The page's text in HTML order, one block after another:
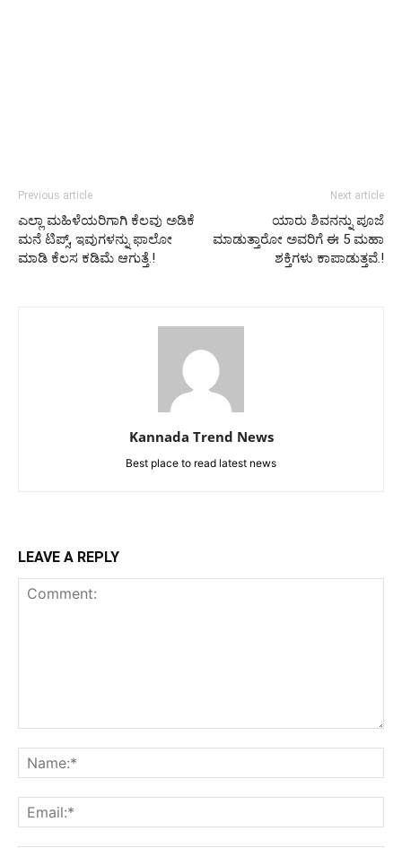
Previous article
ಎಲ್ಲಾ ಮಹಿಳೆಯರಿಗಾಗಿ ಕೆಲವು ಅಡಿಕೆ
ಮನೆ ಟಿಪ್ಸ್, ಇವುಗಳನ್ನು ಫಾಲೋ
ಮಾಡಿ ಕೆಲಸ ಕಡಿಮೆ ಆಗುತ್ತೆ.!
Next article
ಯಾರು ಶಿವನನ್ನು ಪೂಜೆ
ಮಾಡುತ್ತಾರೋ ಅವರಿಗೆ ಈ 5 ಮಹಾ
ಶಕ್ತಿಗಳು ಕಾಪಾಡುತ್ತವೆ.!
Kannada Trend News
Best place to read latest news
LEAVE A REPLY